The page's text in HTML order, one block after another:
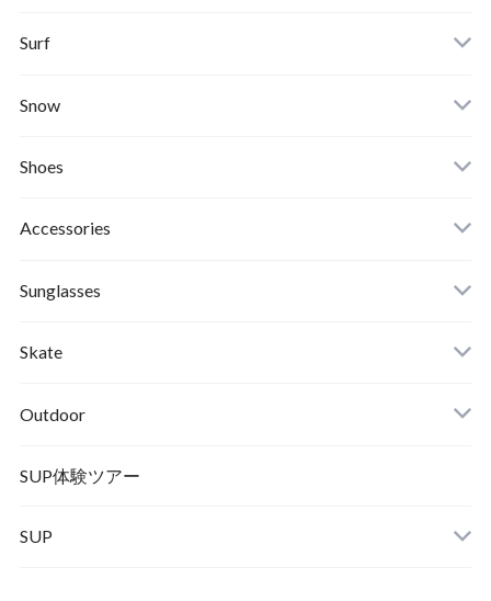
Banks Journal
Critical Slide(TCSS)
Afends
Roial
RVCA
ACER
Turn Me On
KAYA
Surf
Surfboards
Wetsuits,Rush Guard
Winter Goods
Snow
Board
Binding
Boots
Bc Gear
Goggle
Helmet
SOX
Shoes
Sandals
Shoes
Winter Shoes
Accessories
Other
Sunglasses
Skate
Outdoor
Norrona
SUP体験ツアー
SUP